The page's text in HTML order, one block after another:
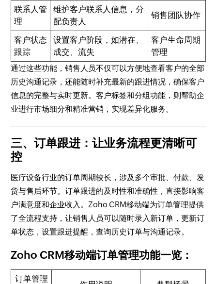
联系人管
理
维护客户联系人信息，分
配负责人
销售团队协作
客户状态
跟踪
设置客户阶段，如潜在、
成交、流失
客户生命周期
管理
通过这些功能，销售人员不仅可以方便地查看客户的全部
历史沟通记录，还能随时补充最新的跟进情况，确保客户
信息的完整与实时更新。客户标签和分组功能，则帮助企
业进行市场细分和精准营销，实现差异化服务。
三、订单跟进：让业务流程更清晰可
控
医疗设备行业的订单周期较长，涉及多个审批、付款、发
货与售后环节。订单跟进的及时性和准确性，直接影响客
户满意度和企业收入。Zoho CRM移动端为订单管理提供
了全流程支持，让销售人员可以随时录入新订单，更新订
单状态，设置跟进提醒，查询历史订单与沟通记录。
Zoho CRM移动端订单管理功能一览：
订单管理